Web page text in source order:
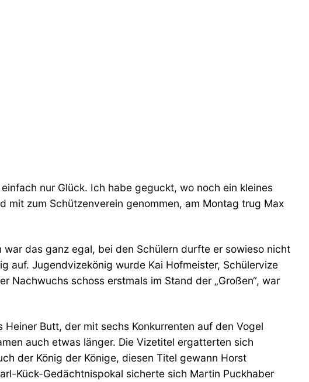
nur Glück. Ich habe geguckt, wo noch ein kleines
mit zum Schützenverein genommen, am Montag trug Max
das ganz egal, bei den Schülern durfte er sowieso nicht
auf. Jugendvizekönig wurde Kai Hofmeister, Schülervize
Nachwuchs schoss erstmals im Stand der „Großen“, war
Butt, der mit sechs Konkurrenten auf den Vogel
auch etwas länger. Die Vizetitel ergatterten sich
der König der Könige, diesen Titel gewann Horst
Kück-Gedächtnispokal sicherte sich Martin Puckhaber